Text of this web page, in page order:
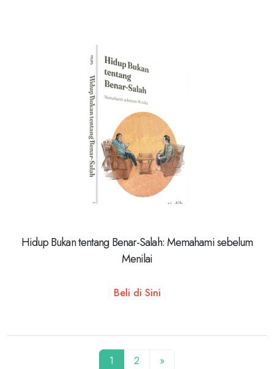
Hidup Bukan tentang Benar-Salah: Memahami sebelum
Menilai
Beli di Sini
1 2 »